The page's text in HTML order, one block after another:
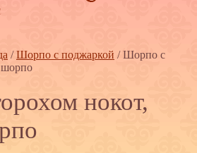
/Шорпо с поджаркой /Шорпо с
шорпо
нокот,